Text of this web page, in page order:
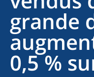
grande
0,5 %